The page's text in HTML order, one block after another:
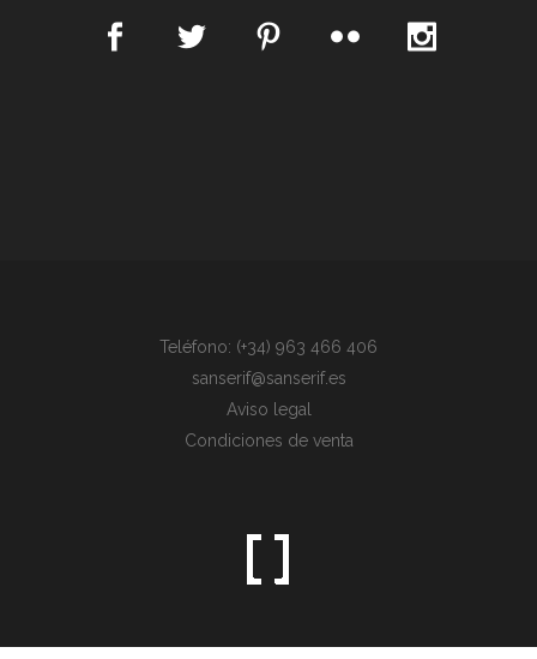
Teléfono: (+34) 963 466 406
sanserif@sanserif.es
Aviso legal
Condiciones de venta